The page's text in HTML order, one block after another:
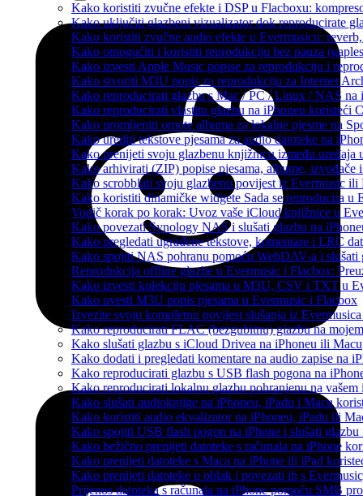
Kako koristiti zvučne efekte i DSP u Flacboxu:
Kako uključiti glazbeni vizualizator dok reproducirate
Kako koristiti zvučne audio efekte u Evermusicu:
Kako omogućiti i koristiti reprodukciju bez pauza
Kako izvesti Apple Music popise za reprodukciju i
Kako stvoriti M3U popis za reprodukciju za Internet
Kako reproducirati glazbu s Mac / PC / Linux / NAS
Kako reproducirati vlastitu glazbu na iPhoneu koristeći
Kako promijeniti omote albuma za lokalne pjesme na
Kako urediti tekstove pjesama za audio datoteke na
Kako prenijeti svoju glazbenu knjižnicu između uređaja
Kako arhivirati (ZIP) popise pjesama, albume,
Kako scrobblati svoju glazbenu povijest iz Evermusic ili
Kako koristiti dinamičke widgete Sada se reproducira u
Vodič korak po korak: Uvoz vaše iCloud knjižnice u
Kako povezati Synology NAS i slušati glazbu na
Kako pregledati ugrađene tekstove, komentare i LRC
Kako spojiti NAS pohranu pomoću WebDAV-a i slušati
Reprodukcija offline glazbe u Evermusic i Flacbox:
Kako izvesti kolekciju pjesama u M3U, CSV i TXT u
Kako uvesti M3U popis pjesama u Evermusic i Flacbox
Izvezite svoju kompletnu povijest slušanja iz
Kako reproducirati FLAC (bezgubitnu) glazbu na
Kako slušati glazbu s iCloud Drivea na iPhoneu ili Macu
Kako dodati i pregledati komentare na audio zapise na
Kako reproducirati glazbu s USB flash pogona na
Kako reproducirati lokalnu glazbu pohranjenu na
Kako slušati audioknjige na iPhoneu, iPadu i Macu
Kako koristiti audio ekvalizator na iPhoneu, iPadu ili
Kako spojiti USB flash pogon na iPhone i slušati
Kako bežično prenijeti datoteke s računala na iPhone
Kako prenijeti datoteke s Maca na iPhone ili iPad
Kako prenijeti datoteke u oblak i povezati ih s
Prijenos datoteka s računala na iPhone pomoću SMB